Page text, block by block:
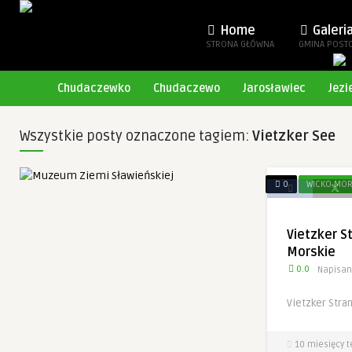
Home
STRONA GŁÓWNA
Galeria
GMINA
Chudaczewko Chudaczewo Jarosławiec
Wszystkie posty oznaczone tagiem: Vietzker See
0 WICKO
Vietzker
Morskie
0.0
Vietzker
10 miesięcy